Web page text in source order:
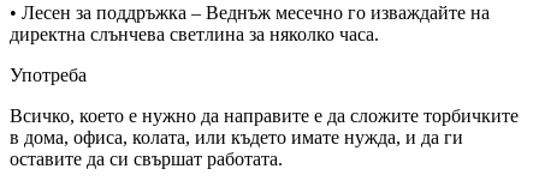
• Лесен за поддръжка – Веднъж месечно го изваждайте на
директна слънчева светлина за няколко часа.
Употреба
Всичко, което е нужно да направите е да сложите торбичките
в дома, офиса, колата, или където имате нужда, и да ги
оставите да си свършат работата.